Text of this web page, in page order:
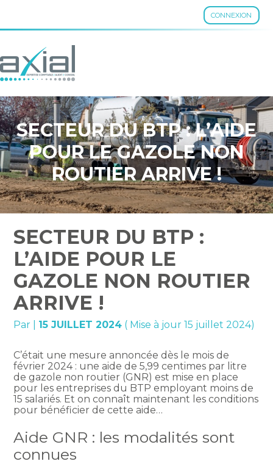
CONNEXION
Aller
au
SECTEUR DU BTP : L’AIDE
POUR LE GAZOLE NON
ROUTIER ARRIVE !
SECTEUR DU BTP :
L’AIDE POUR LE
GAZOLE NON ROUTIER
ARRIVE !
Par 15 JUILLET 2024 ( Mise à jour 15 juillet 2024)
C’était une mesure annoncée dès le mois de
février 2024 : une aide de 5,99 centimes par litre
de gazole non routier (GNR) est mise en place
pour les entreprises du BTP employant moins de
15 salariés. Et on connaît maintenant les conditions
pour bénéficier de cette aide…
Aide GNR : les modalités sont
connues